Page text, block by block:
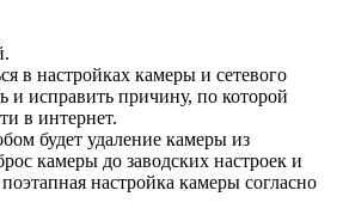
в настройках камеры и сетевого
и исправить причину, по которой
в интернет.
будет удаление камеры из
камеры до заводских настроек и
настройка камеры согласно